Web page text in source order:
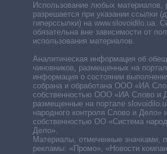
Использование любых материалов,
разрешается при указании ссылки
гиперссылки) на www.slovoidilo.ua.
обязательна вне зависимости от
использования материалов.
Аналитическая информация об
чиновников, размещенных на
информация о состоянии
собрана и обработана ООО «ИА
собственностью ООО «ИА Слово и
размещенные на портале
народного контроля Слово и Дело»
собственностью ОО «Система
Дело».
Материалы, отмеченные значками,
рекламы: «Промо», «Новости